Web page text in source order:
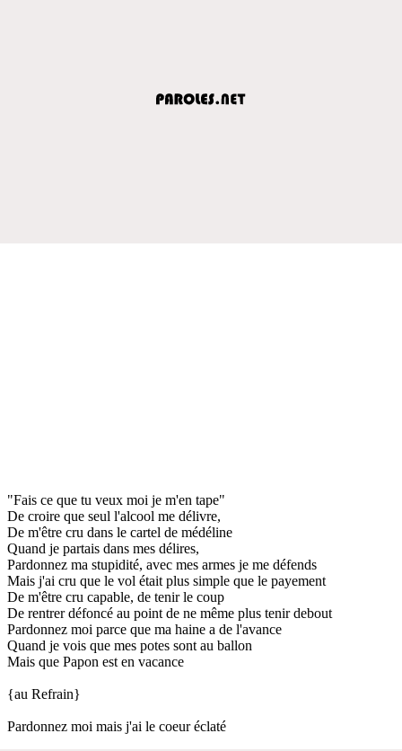
"Fais ce que tu veux moi je m'en tape"
De croire que seul l'alcool me délivre,
De m'être cru dans le cartel de médéline
Quand je partais dans mes délires,
Pardonnez ma stupidité, avec mes armes je me défends
Mais j'ai cru que le vol était plus simple que le payement
De m'être cru capable, de tenir le coup
De rentrer défoncé au point de ne même plus tenir debout
Pardonnez moi parce que ma haine a de l'avance
Quand je vois que mes potes sont au ballon
Mais que Papon est en vacance
{au Refrain}
Pardonnez moi mais j'ai le coeur éclaté